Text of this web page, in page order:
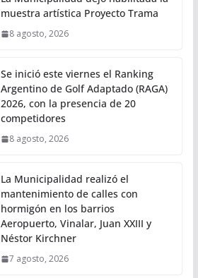
muestra artística Proyecto Trama
8 agosto, 2026
Se inició este viernes el Ranking
Argentino de Golf Adaptado (RAGA)
2026, con la presencia de 20
competidores
8 agosto, 2026
La Municipalidad realizó el
mantenimiento de calles con
hormigón en los barrios
Aeropuerto, Vinalar, Juan XXIII y
Néstor Kirchner
7 agosto, 2026